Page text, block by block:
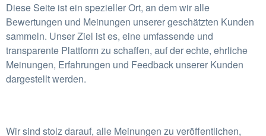
Diese Seite ist ein spezieller Ort, an dem wir alle
Bewertungen und Meinungen unserer geschätzten Kunden
sammeln. Unser Ziel ist es, eine umfassende und
transparente Plattform zu schaffen, auf der echte, ehrliche
Meinungen, Erfahrungen und Feedback unserer Kunden
dargestellt werden.
Wir sind stolz darauf, alle Meinungen zu veröffentlichen,